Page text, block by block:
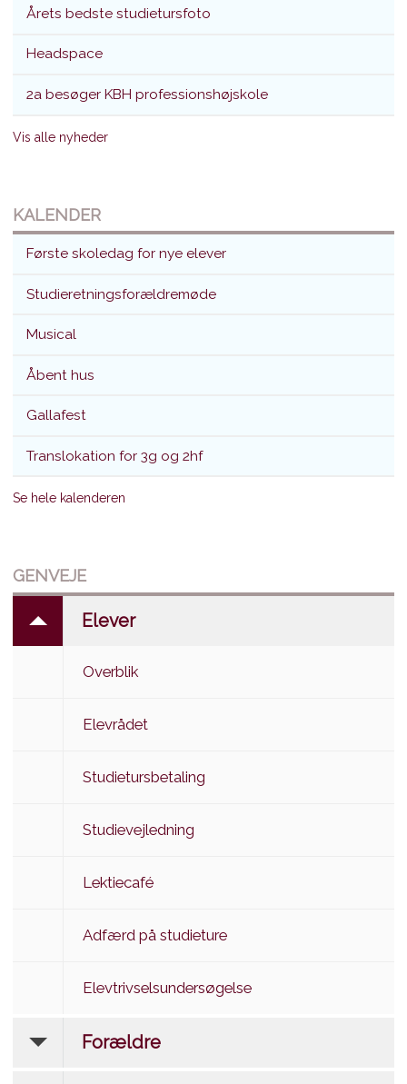
Årets bedste studietursfoto
Headspace
2a besøger KBH professionshøjskole
Vis alle nyheder
KALENDER
Første skoledag for nye elever
Studieretningsforældremøde
Musical
Åbent hus
Gallafest
Translokation for 3g og 2hf
Se hele kalenderen
GENVEJE
Elever
Overblik
Elevrådet
Studietursbetaling
Studievejledning
Lektiecafé
Adfærd på studieture
Elevtrivselsundersøgelse
Forældre